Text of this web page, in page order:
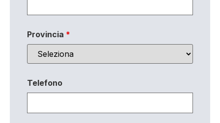
Provincia *
Telefono